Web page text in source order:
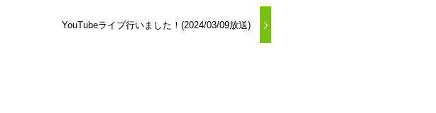
YouTubeライブ行いました！(2024/03/09放送)